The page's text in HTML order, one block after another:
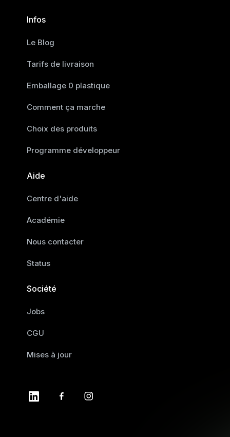
Infos
Le Blog
Tarifs de livraison
Emballage 0 plastique
Comment ça marche
Choix des produits
Programme développeur
Aide
Centre d'aide
Académie
Nous contacter
Status
Société
Jobs
CGU
Mises à jour